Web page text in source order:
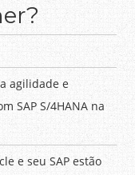
agilidade e
SAP S/4HANA na
e seu SAP estão